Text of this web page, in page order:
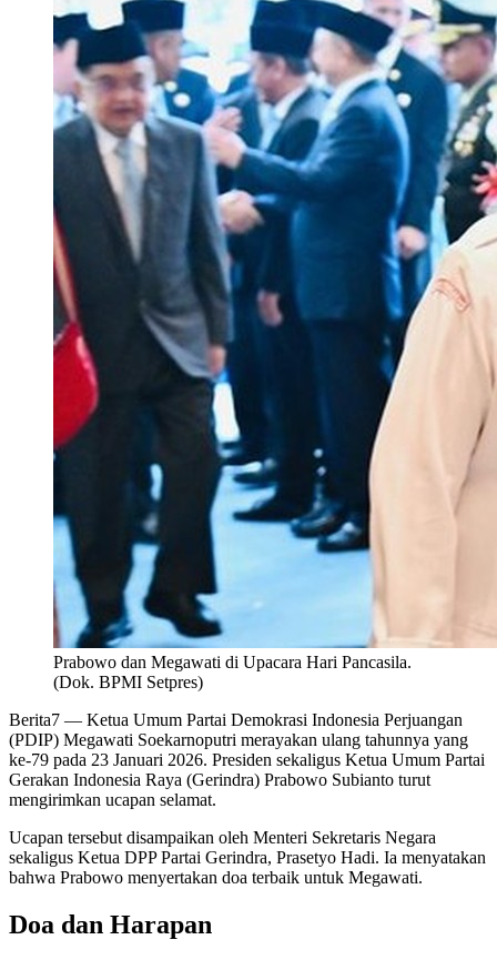
Prabowo dan Megawati di Upacara Hari Pancasila.
(Dok. BPMI Setpres)
Berita7 — Ketua Umum Partai Demokrasi Indonesia Perjuangan
(PDIP) Megawati Soekarnoputri merayakan ulang tahunnya yang
ke-79 pada 23 Januari 2026. Presiden sekaligus Ketua Umum Partai
Gerakan Indonesia Raya (Gerindra) Prabowo Subianto turut
mengirimkan ucapan selamat.
Ucapan tersebut disampaikan oleh Menteri Sekretaris Negara
sekaligus Ketua DPP Partai Gerindra, Prasetyo Hadi. Ia menyatakan
bahwa Prabowo menyertakan doa terbaik untuk Megawati.
Doa dan Harapan